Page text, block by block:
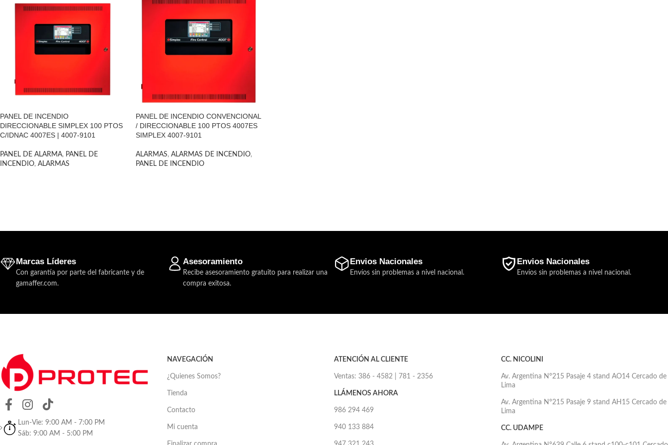
PANEL DE INCENDIO
DIRECCIONABLE SIMPLEX 100 PTOS
C/IDNAC 4007ES | 4007-9101
PANEL DE ALARMA, PANEL DE
INCENDIO, ALARMAS
PANEL DE INCENDIO CONVENCIONAL
/ DIRECCIONABLE 100 PTOS 4007ES
SIMPLEX 4007-9101
ALARMAS, ALARMAS DE INCENDIO,
PANEL DE INCENDIO
Marcas Líderes
Con garantía por parte del fabricante y de
gamaffer.com.
Asesoramiento
Recibe asesoramiento gratuito para realizar una
compra exitosa.
Envios Nacionales
Envíos sin problemas a nivel nacional.
Envios Nacionales
Envíos sin problemas a nivel nacional.
Lun-Vie: 9:00 AM - 7:00 PM
Sáb: 9:00 AM - 5:00 PM
NAVEGACIÓN
¿Quienes Somos?
Tienda
Contacto
Mi cuenta
ATENCIÓN AL CLIENTE
Ventas: 386 - 4582 | 781 - 2356
LLÁMENOS AHORA
986 294 469
940 133 884
CC. NICOLINI
Av. Argentina N°215 Pasaje 4 stand AO14 Cercado de
Lima
Av. Argentina N°215 Pasaje 9 stand AH15 Cercado de
Lima
CC. UDAMPE